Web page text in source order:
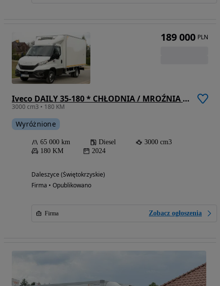
Iveco DAILY 35-180 * CHŁODNIA / MROŹNIA * THERMO KING V300 MAX * HiMATIC * IDEALNY STAN!* JAK NOWY!
3000 cm3 • 180 KM
Wyróżnione
65 000 km Diesel
3000 cm3
180 KM
2024
Daleszyce (Świętokrzyskie)
Firma • Opublikowano
Firma Zobacz ogłoszenia
189 000 PLN